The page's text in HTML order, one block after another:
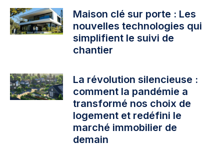
Maison clé sur porte : Les
nouvelles technologies qui
simplifient le suivi de
chantier
La révolution silencieuse :
comment la pandémie a
transformé nos choix de
logement et redéfini le
marché immobilier de
demain